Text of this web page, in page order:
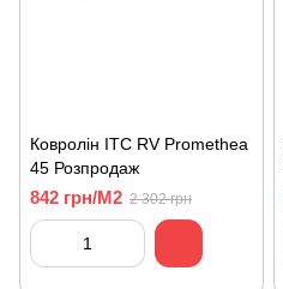
Ковролін ITC RV Promethea
45 Розпродаж
842 грн/М2 2 302 грн